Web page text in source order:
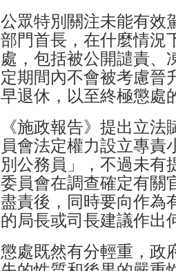
公眾特別關注未能有效
部門首長，在什麼情況
處，包括被公開譴責、
定期間內不會被考慮晉
早退休，以至終極懲處
《施政報告》提出立
員會法定權力設立專責
別公務員」，不過未有
委員會在調查確定有關
盡責後，同時要向作為
的局長或司長建議作出
懲處既然有分輕重，政